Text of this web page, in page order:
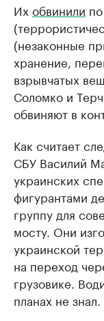
Их обвинили
(незаконные
хранение,
взрывчатых
Соломко и
обвиняют в
Как считает
СБУ Василий
украинских
фигурантами
группу для
мосту. Они
украинской
на переход
грузовике.
планах не знал.